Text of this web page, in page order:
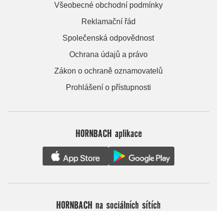
Všeobecné obchodní podmínky
Reklamační řád
Společenská odpovědnost
Ochrana údajů a právo
Zákon o ochraně oznamovatelů
Prohlášení o přístupnosti
HORNBACH aplikace
HORNBACH na sociálních sítích